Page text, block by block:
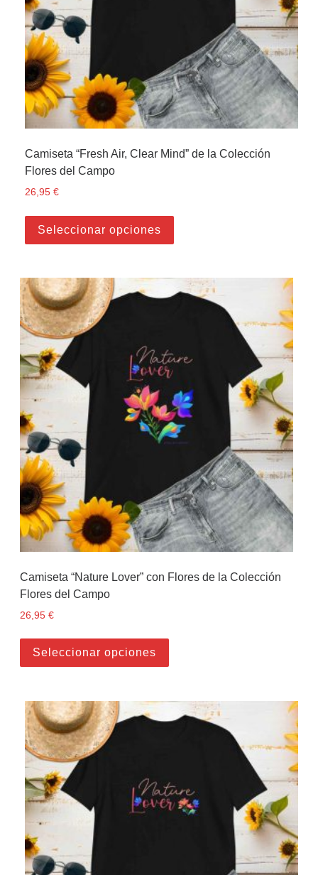
Camiseta “Fresh Air, Clear Mind” de la Colección
Flores del Campo
26,95€
Seleccionar opciones
Camiseta “Nature Lover” con Flores de la Colección
Flores del Campo
26,95 €
Seleccionar opciones
Este producto tiene